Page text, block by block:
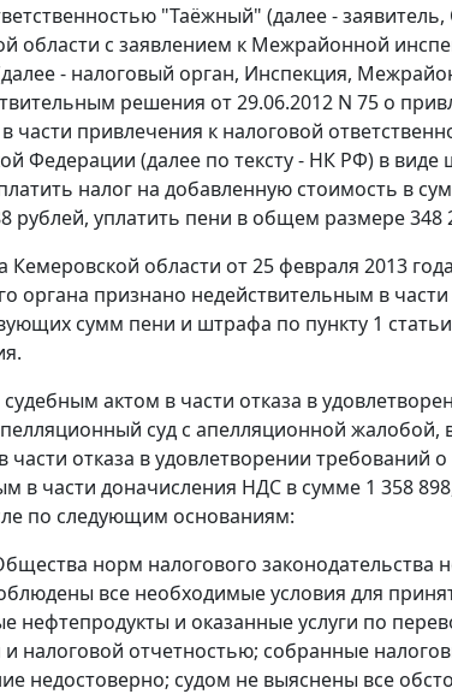
"Таёжный" (далее -
области с заявлением к Межрайонной
- налоговый орган, Инспекция,
решения от 29.06.2012 N 75 о
части привлечения к налоговой
Федерации (далее по тексту - НК РФ) в
налог на добавленную стоимость в
рублей, уплатить пени в общем размере 348
области от 25 февраля 2013
органа признано недействительным в
сумм пени и штрафа по пункту 1
актом в части отказа в
суд с апелляционной жалобой,
части отказа в удовлетворении требований
в части доначисления НДС в сумме 1 358
по следующим основаниям:
норм налогового законодательства
все необходимые условия для
нефтепродукты и оказанные услуги по
налоговой отчетностью; собранные
недостоверно; судом не выяснены все